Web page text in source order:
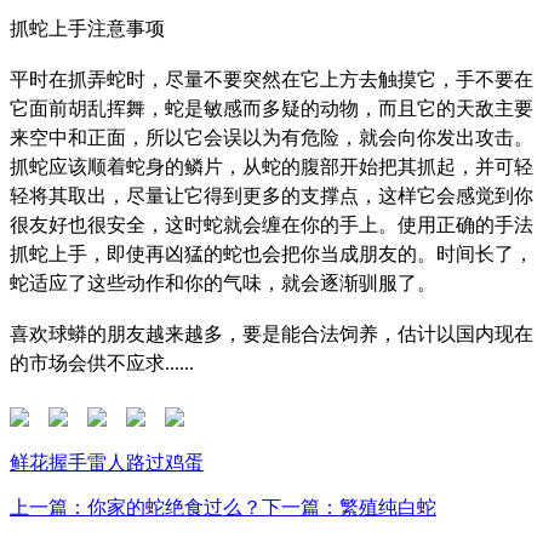
抓蛇上手注意事项
平时在抓弄蛇时，尽量不要突然在它上方去触摸它，手不要在
它面前胡乱挥舞，蛇是敏感而多疑的动物，而且它的天敌主要
来空中和正面，所以它会误以为有危险，就会向你发出攻击。
抓蛇应该顺着蛇身的鳞片，从蛇的腹部开始把其抓起，并可轻
轻将其取出，尽量让它得到更多的支撑点，这样它会感觉到你
很友好也很安全，这时蛇就会缠在你的手上。使用正确的手法
抓蛇上手，即使再凶猛的蛇也会把你当成朋友的。时间长了，
蛇适应了这些动作和你的气味，就会逐渐驯服了。
喜欢球蟒的朋友越来越多，要是能合法饲养，估计以国内现在
的市场会供不应求......
鲜花握手雷人 路过鸡蛋
上一篇：你家的蛇绝食过么？ 下一篇：繁殖纯白蛇